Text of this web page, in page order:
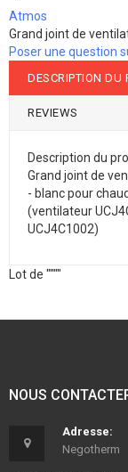
Atmos
Grand joint de
Poser une question
DESCRIPTION DU
REVIEWS
Description du
Grand joint de
- blanc pour
(ventilateur
UCJ4C1002)
Lot de """"
NOUS
Adresse:
Negotherm